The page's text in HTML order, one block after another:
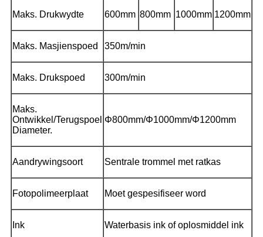
Maks. Drukwydte 600mm 800mm 1000mm 1200mm
Maks. Masjienspoed 350m/min
Maks. Drukspoed 300m/min
Maks.
Ontwikkel/Terugspoel
Diameter.
Φ800mm/Φ1000mm/Φ1200mm
Aandrywingsoort Sentrale trommel met ratkas
Fotopolimeerplaat Moet gespesifiseer word
Ink Waterbasis ink of oplosmiddel ink